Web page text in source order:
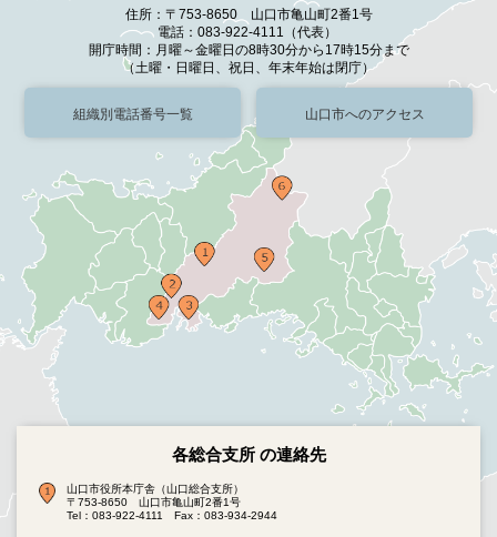
住所：〒753-8650 山口市亀山町2番1号
電話：083-922-4111（代表）
開庁時間：月曜～金曜日の8時30分から17時15分まで
（土曜・日曜日、祝日、年末年始は閉庁）
組織別電話番号一覧 山口市へのアクセス
各総合支所 の連絡先
山口市役所本庁舎（山口総合支所）
〒753-8650 山口市亀山町2番1号
Tel：083-922-4111
Fax：083-934-2944